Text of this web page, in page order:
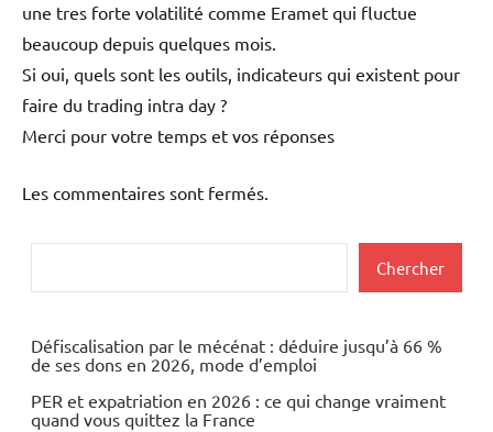
une tres forte volatilité comme Eramet qui fluctue
beaucoup depuis quelques mois.
Si oui, quels sont les outils, indicateurs qui existent pour
faire du trading intra day ?
Merci pour votre temps et vos réponses
Les commentaires sont fermés.
Chercher
Défiscalisation par le mécénat : déduire jusqu’à 66 %
de ses dons en 2026, mode d’emploi
PER et expatriation en 2026 : ce qui change vraiment
quand vous quittez la France